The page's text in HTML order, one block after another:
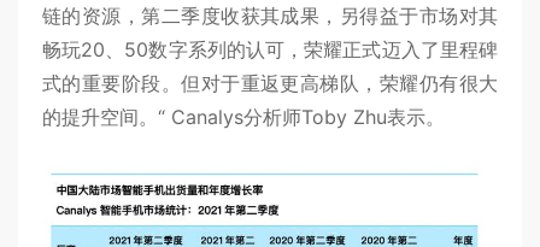
链的资源，第二季度收获其成果，另得益于市场对其
畅玩20、50数字系列的认可，荣耀正式迈入了里程碑
式的重要阶段。但对于重返更高梯队，荣耀仍有很大
的提升空间。“ Canalys分析师Toby Zhu表示。